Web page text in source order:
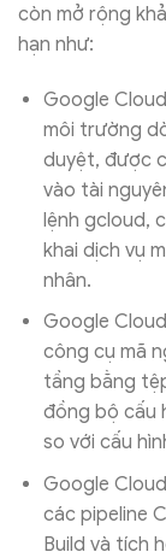
còn mở rộng
hạn như:
Google
môi trường
duyệt, được
vào tài
lệnh gcloud,
khai dịch vụ
nhân.
Google
công cụ mã
tầng bằng
đồng bộ cấu
so với cấu
Google
các pipeline
Build và tích